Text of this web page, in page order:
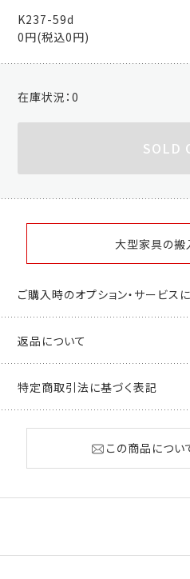
K237-59d
0円(税込0円)
在庫状況：0
SOLD
大型家具の搬
ご購入時のオプション・サービス
返品について
特定商取引法に基づく表記
この商品につい